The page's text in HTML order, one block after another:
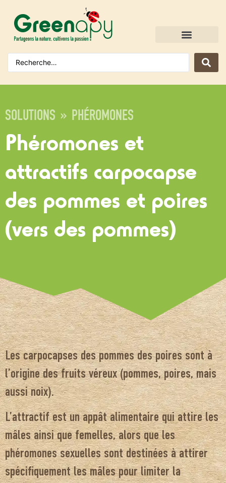
SOLUTIONS » PHÉROMONES
Phéromones et
attractifs carpocapse
des pommes et poires
(vers des pommes)
Les carpocapses des pommes des poires sont à
l’origine des fruits véreux (pommes, poires, mais
aussi noix).
L’attractif est un appât alimentaire qui attire les
mâles ainsi que femelles, alors que les
phéromones sexuelles sont destinées à attirer
spécifiquement les mâles pour limiter la